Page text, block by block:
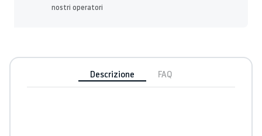
nostri operatori
Descrizione FAQ